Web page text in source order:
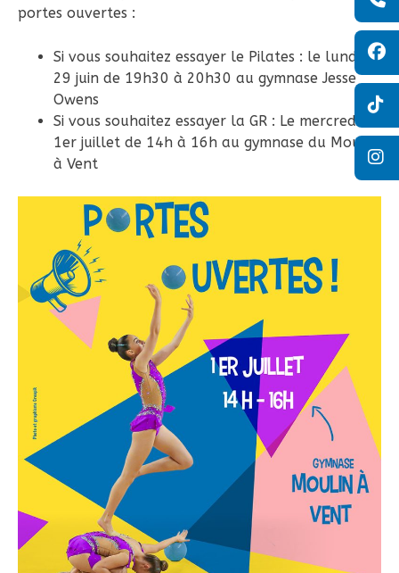
portes ouvertes :
Si vous souhaitez essayer le Pilates : le lundi
29 juin de 19h30 à 20h30 au gymnase Jesse
Owens
Si vous souhaitez essayer la GR : Le mercredi
1er juillet de 14h à 16h au gymnase du Moulin
à Vent